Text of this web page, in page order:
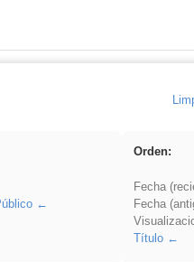
Orden:
Fecha
Fecha
Título